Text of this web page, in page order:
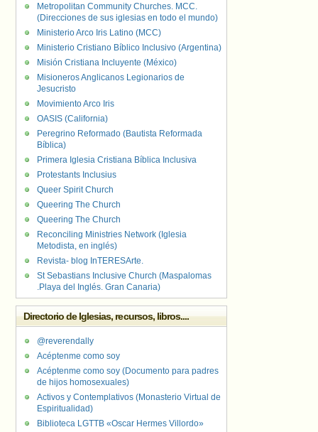
Metropolitan Community Churches. MCC.
(Direcciones de sus iglesias en todo el mundo)
Ministerio Arco Iris Latino (MCC)
Ministerio Cristiano Bíblico Inclusivo (Argentina)
Misión Cristiana Incluyente (México)
Misioneros Anglicanos Legionarios de
Jesucristo
Movimiento Arco Iris
OASIS (California)
Peregrino Reformado (Bautista Reformada
Bíblica)
Primera Iglesia Cristiana Bíblica Inclusiva
Protestants Inclusius
Queer Spirit Church
Queering The Church
Queering The Church
Reconciling Ministries Network (Iglesia
Metodista, en inglés)
Revista- blog InTERESArte.
St Sebastians Inclusive Church (Maspalomas
.Playa del Inglés. Gran Canaria)
Directorio de Iglesias, recursos, libros....
@reverendally
Acéptenme como soy
Acéptenme como soy (Documento para padres
de hijos homosexuales)
Activos y Contemplativos (Monasterio Virtual de
Espiritualidad)
Biblioteca LGTTB «Oscar Hermes Villordo»